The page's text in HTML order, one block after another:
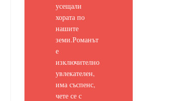
усещали
хората по
нашите
земи.Романът
е
изключително
увлекателен,
има съспенс,
чете се с